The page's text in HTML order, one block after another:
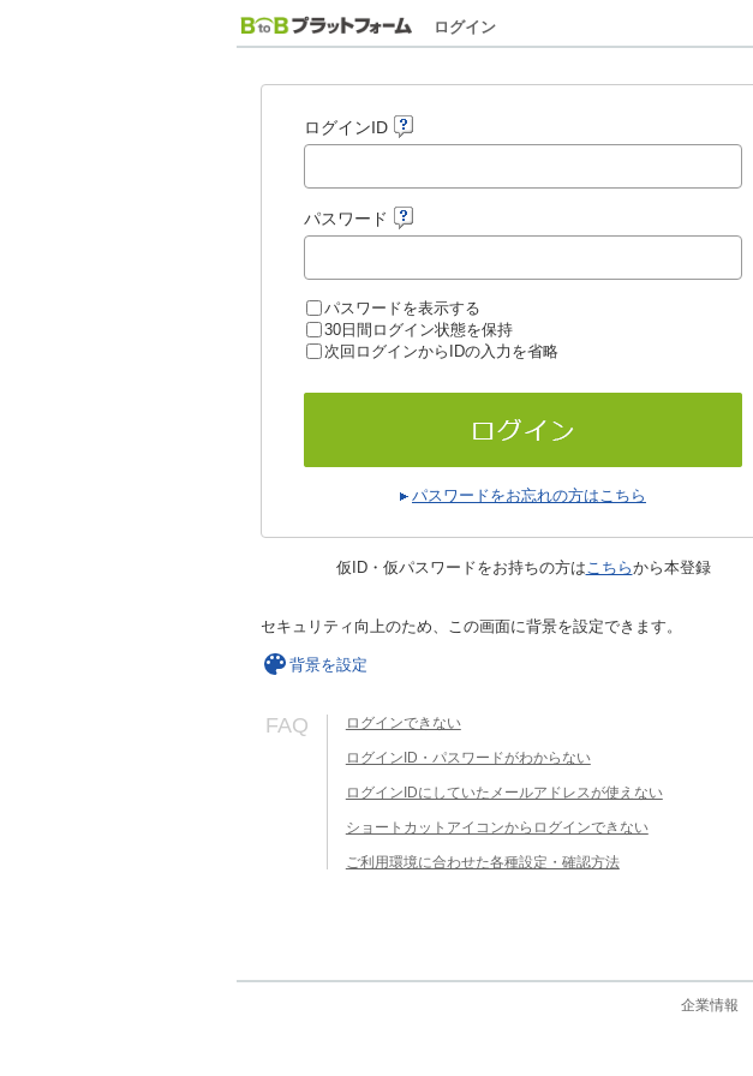
ログイン
ログインID
パスワード
パスワードを表示する
30日間ログイン状態を保持
次回ログインからIDの入力を省略
パスワードをお忘れの方はこちら
仮ID・仮パスワードをお持ちの方はこちらから本登録
セキュリティ向上のため、この画面に背景を設定できます。
背景を設定
FAQ ログインできない
ログインID・パスワードがわからない
ログインIDにしていたメールアドレスが使えない
ショートカットアイコンからログインできない
ご利用環境に合わせた各種設定・確認方法
企業情報